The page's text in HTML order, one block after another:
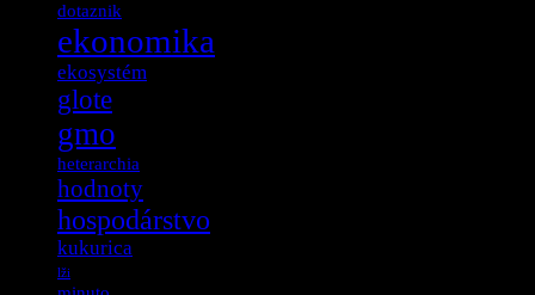
dotaznik
ekonomika
ekosystém
glote
gmo
heterarchia
hodnoty
hospodárstvo
kukurica
lži